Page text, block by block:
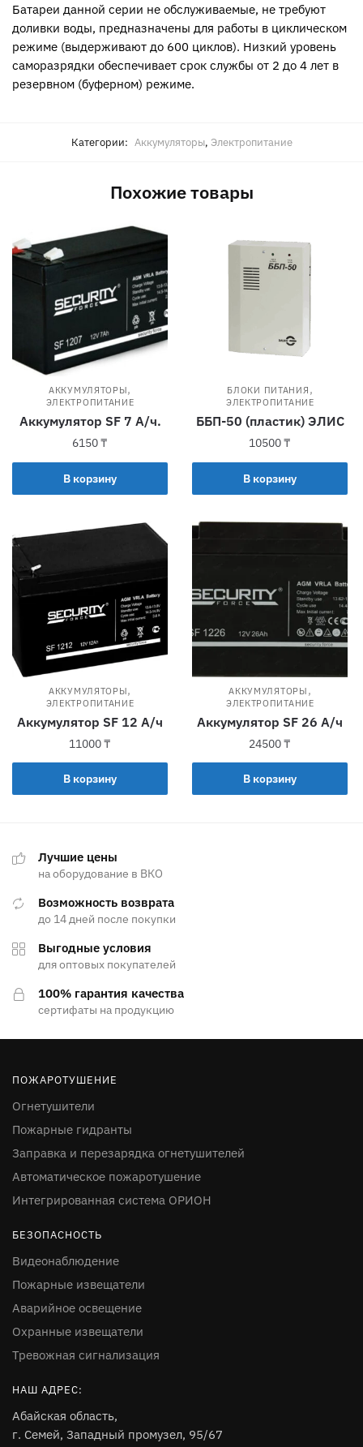
Батареи данной серии не обслуживаемые, не требуют
доливки воды, предназначены для работы в циклическом
режиме (выдерживают до 600 циклов). Низкий уровень
саморазрядки обеспечивает срок службы от 2 до 4 лет в
резервном (буферном) режиме.
Категории: Аккумуляторы, Электропитание
Похожие товары
АККУМУЛЯТОРЫ,
ЭЛЕКТРОПИТАНИЕ
Аккумулятор SF 7 А/ч.
6150₸
В корзину
БЛОКИ ПИТАНИЯ ,
ЭЛЕКТРОПИТАНИЕ
ББП-50 (пластик) ЭЛИС
10500₸
В корзину
АККУМУЛЯТОРЫ,
ЭЛЕКТРОПИТАНИЕ
Аккумулятор SF 12 А/ч
11000₸
В корзину
АККУМУЛЯТОРЫ ,
ЭЛЕКТРОПИТАНИЕ
Аккумулятор SF 26 А/ч
24500₸
В корзину
Лучшие цены
на оборудование в ВКО
Возможность возврата
до 14 дней после покупки
Выгодные условия
для оптовых покупателей
100% гарантия качества
сертифаты на продукцию
ПОЖАРОТУШЕНИЕ
Огнетушители
Пожарные гидранты
Заправка и перезарядка огнетушителей
Автоматическое пожаротушение
Интегрированная система ОРИОН
БЕЗОПАСНОСТЬ
Видеонаблюдение
Пожарные извещатели
Аварийное освещение
Охранные извещатели
Тревожная сигнализация
НАШ АДРЕС:
Абайская область,
г. Семей, Западный промузел, 95/67